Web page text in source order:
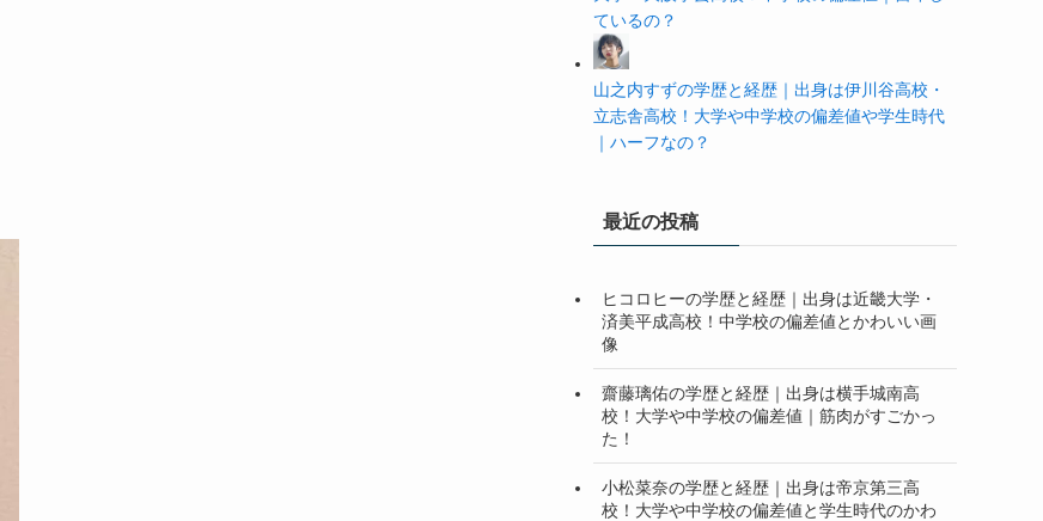
ているの？
山之内すずの学歴と経歴｜出身は伊川谷高校・
立志舎高校！大学や中学校の偏差値や学生時代
｜ハーフなの？
最近の投稿
ヒコロヒーの学歴と経歴｜出身は近畿大学・
済美平成高校！中学校の偏差値とかわいい画
像
齋藤璃佑の学歴と経歴｜出身は横手城南高
校！大学や中学校の偏差値｜筋肉がすごかっ
た！
小松菜奈の学歴と経歴｜出身は帝京第三高
校！大学や中学校の偏差値と学生時代のかわ